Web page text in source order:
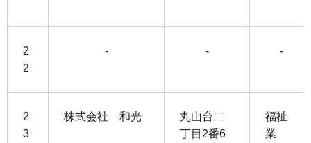
2
2
- - -
2
3
株式会社 和光
丸山台二
丁目2番6
福祉
業